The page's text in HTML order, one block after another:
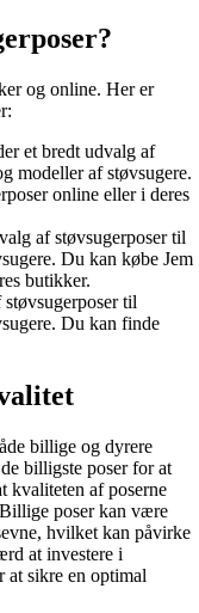
og online. Her er
et bredt udvalg af
modeller af støvsugere.
online eller i deres
af støvsugerposer til
Du kan købe Jem
butikker.
til
Du kan finde
billige og dyrere
billigste poser for at
kvaliteten af poserne
poser kan være
hvilket kan påvirke
at investere i
at sikre en optimal